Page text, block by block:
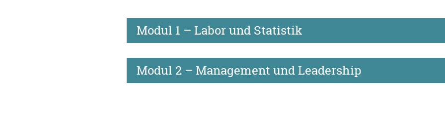
Modul 1 – Labor und Statistik
Modul 2 – Management und Leadership